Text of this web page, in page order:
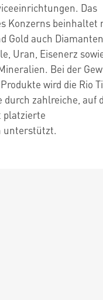
Das
Konzerns beinhaltet
Gold auch
Uran, Eisenerz
Bei der
wird die Rio
zahlreiche, auf
platzierte
unterstützt.